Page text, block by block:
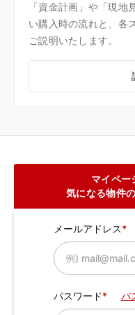
「資金計画」や「現地
い購入時の流れと、各
ご説明いたします。
マイペー
気になる物件
メールアドレス
パスワード パ